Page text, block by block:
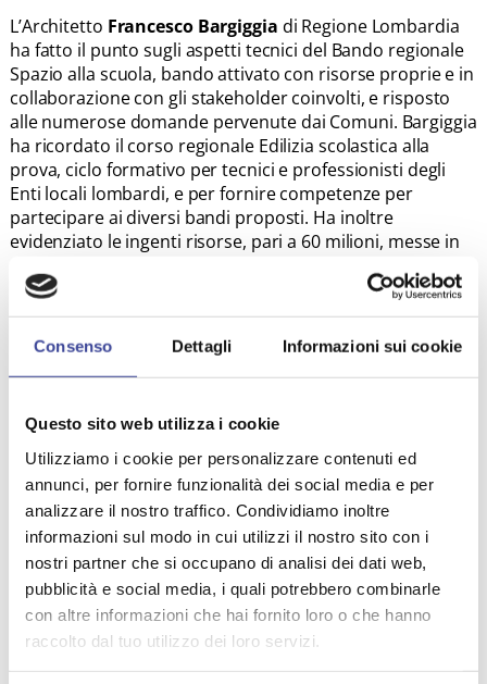
Consenso Dettagli Informazioni sui cookie
Questo sito web utilizza i cookie
Utilizziamo i cookie per personalizzare contenuti ed
annunci, per fornire funzionalità dei social media e per
analizzare il nostro traffico. Condividiamo inoltre
informazioni sul modo in cui utilizzi il nostro sito con i
nostri partner che si occupano di analisi dei dati web,
pubblicità e social media, i quali potrebbero combinarle
con altre informazioni che hai fornito loro o che hanno
raccolto dal tuo utilizzo dei loro servizi.
L’Architetto Francesco Bargiggia di Regione Lombardia
ha fatto il punto sugli aspetti tecnici del Bando regionale
Spazio alla scuola, bando attivato con risorse proprie e in
collaborazione con gli stakeholder coinvolti, e risposto
alle numerose domande pervenute dai Comuni. Bargiggia
ha ricordato il corso regionale Edilizia scolastica alla
prova, ciclo formativo per tecnici e professionisti degli
Enti locali lombardi, e per fornire competenze per
partecipare ai diversi bandi proposti. Ha inoltre
evidenziato le ingenti risorse, pari a 60 milioni, messe in
campo da Regione per nuove scuole, senza prevedere
necessariamente la demolizione, risorse mai messe in
campo per le scuole del primo ciclo, mentre a livello
nazionale erano state finanziate le scuole di secondo
grado e del secondo ciclo.
coordinatore del Dipartimento Edilizia, Urbanistica,
Lavori Pubblici, Edilizia, Patrimonio di Anci Lombardia,
l’architetto
Maurizio Cabras , che è entrato nel merito
degli aspetti più tecnici, ricordando che Anci Lombardia
ha risposto alla necessità di costruire una squadra per
mettere in luce le competenze degli uffici tecnici dei
Comuni; una squadra a disposizione per dare
suggerimenti, agire e costruire un passaggio di
competenze su edilizia scolastica ed essere parte
importante per la creazione di un Centro di competenze
regionale. Oggi in Anci Lombardia è stata creato un